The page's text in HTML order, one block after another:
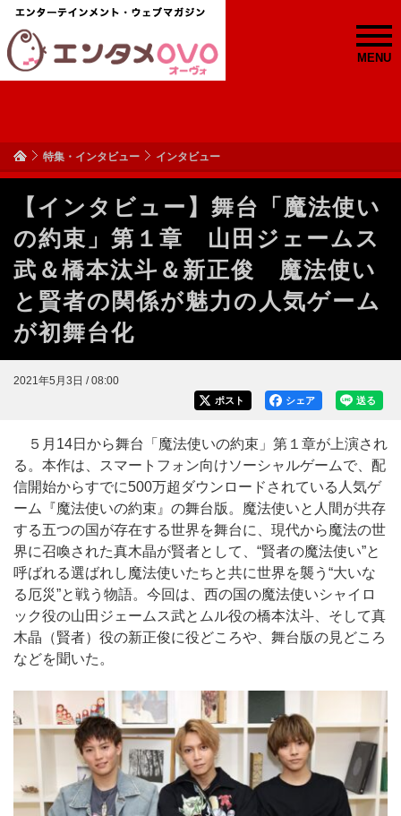
MENU
特集・インタビュー インタビュー
【インタビュー】舞台「魔法使い
の約束」第１章 山田ジェームス
武＆橋本汰斗＆新正俊 魔法使い
と賢者の関係が魅力の人気ゲーム
が初舞台化
2021年5月3日 / 08:00
送る
シェア
ポスト
５月14日から舞台「魔法使いの約束」第１章が上演され
る。本作は、スマートフォン向けソーシャルゲームで、配
信開始からすでに500万超ダウンロードされている人気ゲ
ーム『魔法使いの約束』の舞台版。魔法使いと人間が共存
する五つの国が存在する世界を舞台に、現代から魔法の世
界に召喚された真木晶が賢者として、“賢者の魔法使い”と
呼ばれる選ばれし魔法使いたちと共に世界を襲う“大いな
る厄災”と戦う物語。今回は、西の国の魔法使いシャイロ
ック役の山田ジェームス武とムル役の橋本汰斗、そして真
木晶（賢者）役の新正俊に役どころや、舞台版の見どころ
などを聞いた。